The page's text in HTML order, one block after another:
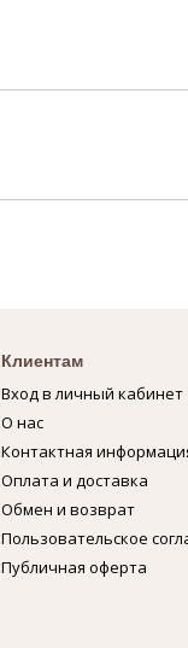
Клиентам
Вход в личный кабинет
О нас
Контактная
Оплата и доставка
Обмен и возврат
Пользовательское
Публичная оферта